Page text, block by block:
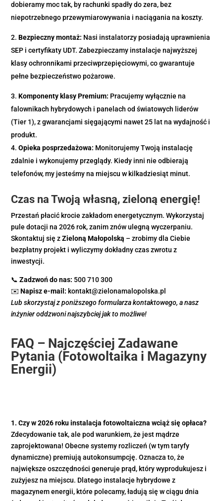
dobieramy moc tak, by rachunki spadły do zera, bez
niepotrzebnego przewymiarowywania i naciągania na koszty.
Bezpieczny montaż: Nasi instalatorzy posiadają uprawnienia
SEP i certyfikaty UDT. Zabezpieczamy instalacje najwyższej
klasy ochronnikami przeciwprzepięciowymi, co gwarantuje
pełne bezpieczeństwo pożarowe.
Komponenty klasy Premium: Pracujemy wyłącznie na
falownikach hybrydowych i panelach od światowych liderów
(Tier 1), z gwarancjami sięgającymi nawet 25 lat na wydajność i
produkt.
Opieka posprzedażowa: Monitorujemy Twoją instalację
zdalnie i wykonujemy przeglądy. Kiedy inni nie odbierają
telefonów, my jesteśmy na miejscu w kilkadziesiąt minut.
Czas na Twoją własną, zieloną energię!
Przestań płacić krocie zakładom energetycznym. Wykorzystaj
pule dotacji na 2026 rok, zanim znów ulegną wyczerpaniu.
Skontaktuj się zZieloną Małopolską – zrobimy dla Ciebie
bezpłatny projekt i wyliczymy dokładny czas zwrotu z
inwestycji.
📞Zadzwoń do nas: 500 710 300
✉️Napisz e-mail: kontakt@zielonamalopolska.pl
Lub skorzystaj z poniższego formularza kontaktowego, a nasz
inżynier oddzwoni najszybciej jak to możliwe!
FAQ – Najczęściej Zadawane
Pytania (Fotowoltaika i Magazyny
Energii)
1. Czy w 2026 roku instalacja fotowoltaiczna wciąż się opłaca?
Zdecydowanie tak, ale pod warunkiem, że jest mądrze
zaprojektowana! Obecne systemy rozliczeń (w tym taryfy
dynamiczne) premiują autokonsumpcję. Oznacza to, że
największe oszczędności generuje prąd, który wyprodukujesz i
zużyjesz na miejscu. Dlatego instalacje hybrydowe z
magazynem energii, które polecamy, ładują się w ciągu dnia